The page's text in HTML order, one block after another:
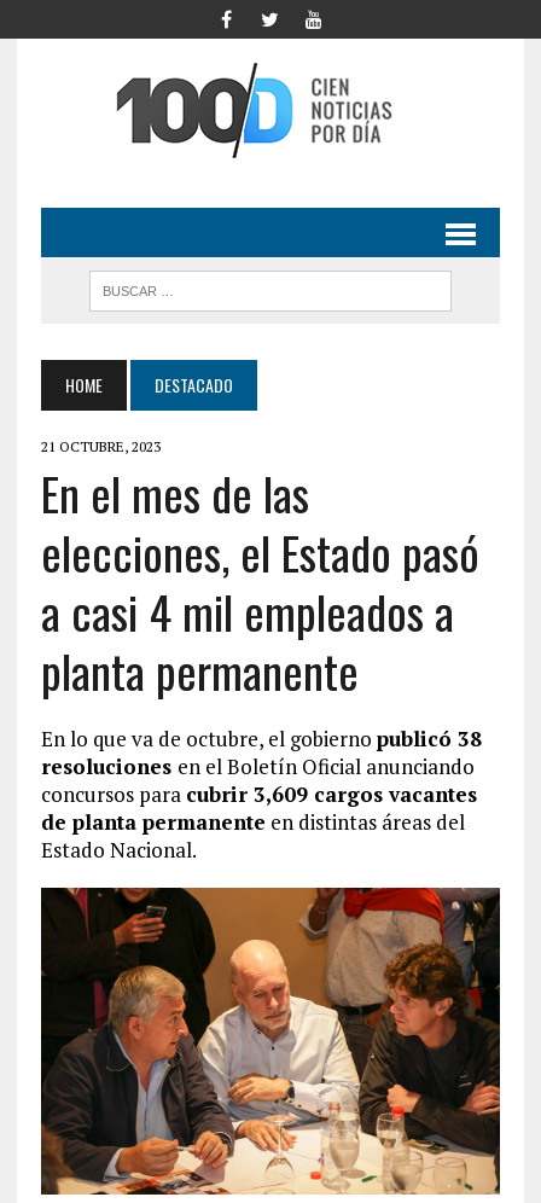
HOME DESTACADO
21 OCTUBRE, 2023
En el mes de las
elecciones, el Estado pasó
a casi 4 mil empleados a
planta permanente
En lo que va de octubre, el gobierno publicó 38
resoluciones en el Boletín Oficial anunciando
concursos para cubrir 3,609 cargos vacantes
de planta permanente en distintas áreas del
Estado Nacional.